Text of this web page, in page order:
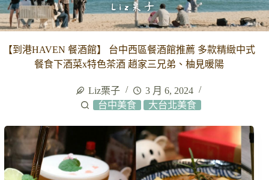
【到港HAVEN 餐酒館】 台中西區餐酒館推薦 多款精緻中式
餐食下酒菜x特色茶酒 趙家三兄弟、柚見暖陽
Liz栗子
3 月 6, 2024
台中美食
大台北美食